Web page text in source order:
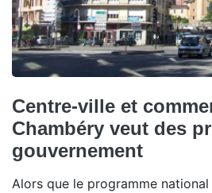
Centre-ville et
Chambéry veut des
gouvernement
Alors que le programme